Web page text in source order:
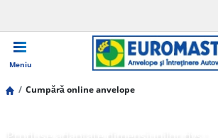
Meniu
Cumpără online anvelope